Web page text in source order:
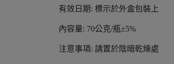
有效日期: 標示於外盒包裝上
內容量: 70公克/瓶±5%
注意事項: 請置於陰暗乾燥處